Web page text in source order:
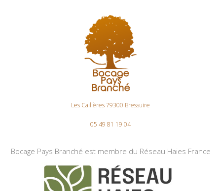
Les Caillères 79300 Bressuire
05 49 81 19 04
Bocage Pays Branché est membre du Réseau Haies France